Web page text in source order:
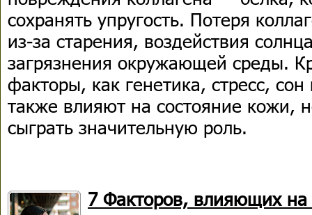
сохранять упругость. Потеря
из-за старения, воздействия
загрязнения окружающей среды.
факторы, как генетика, стресс,
также влияют на состояние кожи,
сыграть значительную роль.
7 Факторов, влияющих